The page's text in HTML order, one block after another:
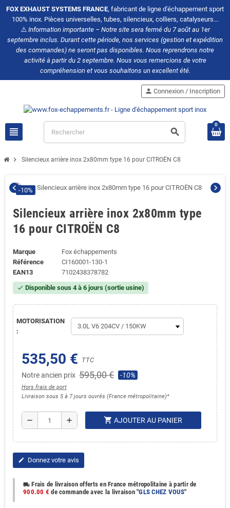
FOX EXHAUST SYSTEMS FRANCE, fabricant de ligne d'échappement sport
100% inox. Pièces universelles, tubes, silencieux, colliers, catalyseurs...
⚠️Information importante – Notre site sera fermé du 7 août au 1er
septembre inclus. Durant cette période, nos services (gestion et expédition
des commandes) ne seront pas disponibles. Nous reprendrons notre
activité à partir du 2 septembre. Nous vous remercions de votre
compréhension et vous souhaitons un excellent été.
view_headline search
person Connexion / Inscription
0
chevron_right Silencieux arrière inox 2x80mm type 16 pour CITROËN C8
chevron_left chevron_right
-10%
Silencieux arrière inox 2x80mm type
16 pour CITROËN C8
Marque
Fox échappements
Référence
CI160001-130-1
EAN13
7102438378782
check Disponible sous 4 à 6 jours (sortie usine)
MOTORISATION
:
535,50 € TTC
Notre ancien prix 595,00 € -10%
Hors frais de port
Livraison sous 5 à 7 jours ouvrés (France métropolitaine)*
remove add shopping_cart AJOUTER AU PANIER
edit Donnez votre avis
local_shipping Frais de livraison offerts en France métropolitaine à partir de
900.00 € de commande avec la livraison "GLS CHEZ VOUS"